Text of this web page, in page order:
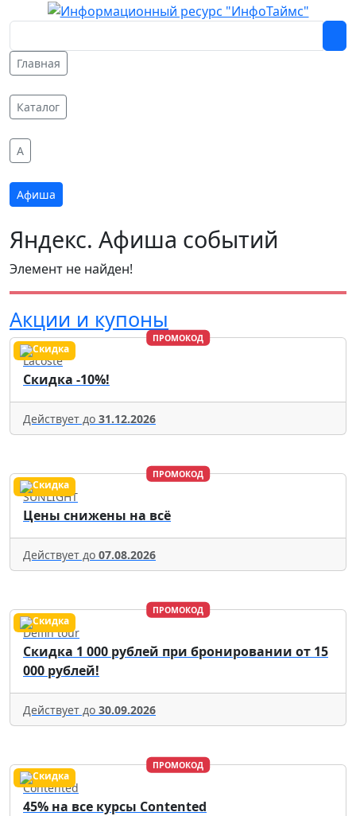
Главная
Каталог
A
Афиша
Яндекс. Афиша событий
Элемент не найден!
Акции и купоны
ПРОМОКОД
Lacoste
Скидка -10%!
Действует до 31.12.2026
ПРОМОКОД
SUNLIGHT
Цены снижены на всё
Действует до 07.08.2026
ПРОМОКОД
Delfin tour
Скидка 1 000 рублей при бронировании от 15
000 рублей!
Действует до 30.09.2026
ПРОМОКОД
Contented
45% на все курсы Contented